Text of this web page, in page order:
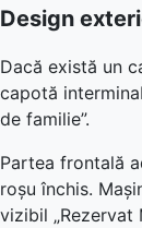
Design
Dacă există un
capotă
de familie”.
Partea frontală
roșu închis.
vizibil „Rezervat